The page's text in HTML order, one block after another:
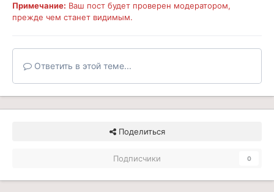
Примечание: Ваш пост будет проверен модератором,
прежде чем станет видимым.
Ответить в этой теме...
Поделиться
Подписчики 0